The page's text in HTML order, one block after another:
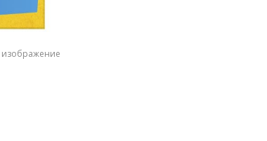
изображение